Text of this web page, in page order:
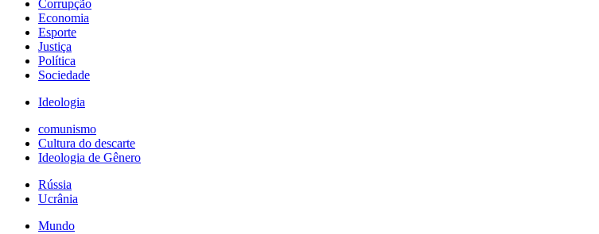
Corrupção
Economia
Esporte
Justiça
Política
Sociedade
Ideologia
comunismo
Cultura do descarte
Ideologia de Gênero
Rússia
Ucrânia
Mundo